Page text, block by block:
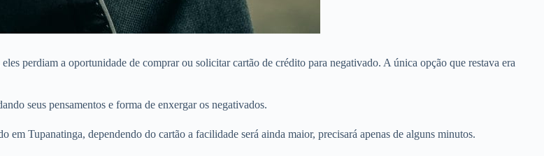
perdiam a oportunidade de comprar ou solicitar cartão de crédito para negativado. A única opção que restava era
seus pensamentos e forma de enxergar os negativados.
Tupanatinga, dependendo do cartão a facilidade será ainda maior, precisará apenas de alguns minutos.